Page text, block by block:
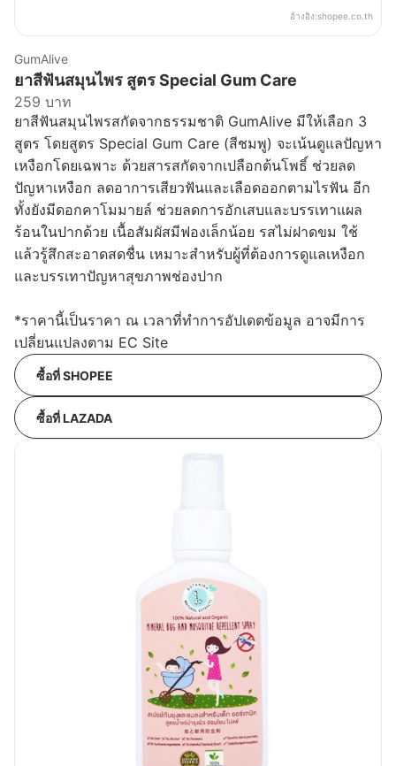
อ้างอิง:shopee.co.th
GumAlive
ยาสีฟันสมุนไพร สูตร Special Gum Care
259 บาท
ยาสีฟันสมุนไพรสกัดจากธรรมชาติ GumAlive มีให้เลือก 3
สูตร โดยสูตร Special Gum Care (สีชมพู) จะเน้นดูแลปัญหา
เหงือกโดยเฉพาะ ด้วยสารสกัดจากเปลือกต้นโพธิ์ ช่วยลด
ปัญหาเหงือก ลดอาการเสียวฟันและเลือดออกตามไรฟัน อีก
ทั้งยังมีดอกคาโมมายล์ ช่วยลดการอักเสบและบรรเทาแผล
ร้อนในปากด้วย เนื้อสัมผัสมีฟองเล็กน้อย รสไม่ฝาดขม ใช้
แล้วรู้สึกสะอาดสดชื่น เหมาะสำหรับผู้ที่ต้องการดูแลเหงือก
และบรรเทาปัญหาสุขภาพช่องปาก
*ราคานี้เป็นราคา ณ เวลาที่ทำการอัปเดตข้อมูล อาจมีการ
เปลี่ยนแปลงตาม EC Site
ซื้อที่ SHOPEE
ซื้อที่ LAZADA